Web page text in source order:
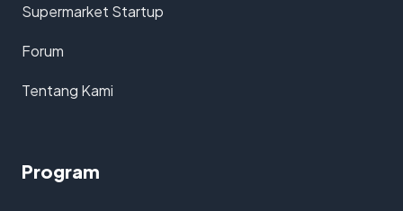
Supermarket Startup
Forum
Tentang Kami
Program